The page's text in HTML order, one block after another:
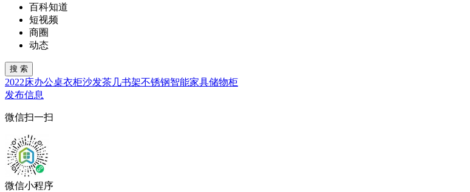
百科知道
短视频
商圈
动态
2022床办公桌衣柜沙发茶几书架不锈钢智能家具储物柜
发布信息
微信扫一扫
微信小程序